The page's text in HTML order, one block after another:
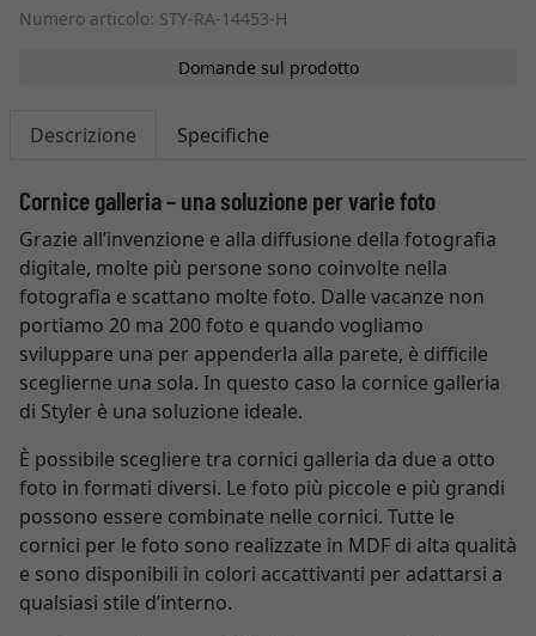
Numero articolo: STY-RA-14453-H
Domande sul prodotto
Descrizione Specifiche
Cornice galleria – una soluzione per varie foto
Grazie all’invenzione e alla diffusione della fotografia
digitale, molte più persone sono coinvolte nella
fotografia e scattano molte foto. Dalle vacanze non
portiamo 20 ma 200 foto e quando vogliamo
sviluppare una per appenderla alla parete, è difficile
sceglierne una sola. In questo caso la cornice galleria
di Styler è una soluzione ideale.
È possibile scegliere tra cornici galleria da due a otto
foto in formati diversi. Le foto più piccole e più grandi
possono essere combinate nelle cornici. Tutte le
cornici per le foto sono realizzate in MDF di alta qualità
e sono disponibili in colori accattivanti per adattarsi a
qualsiasi stile d’interno.